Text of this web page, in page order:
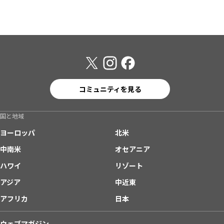
コミュニティを見る
国と地域
ヨーロッパ
北米
中南米
オセアニア
ハワイ
リゾート
アジア
中近東
アフリカ
日本